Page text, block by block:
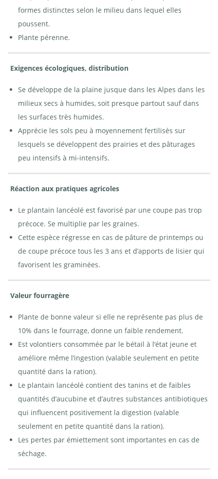
formes distinctes selon le milieu dans lequel elles
poussent.
Plante pérenne.
Exigences écologiques, distribution
Se développe de la plaine jusque dans les Alpes dans les
milieux secs à humides, soit presque partout sauf dans
les surfaces très humides.
Apprécie les sols peu à moyennement fertilisés sur
lesquels se développent des prairies et des pâturages
peu intensifs à mi-intensifs.
Réaction aux pratiques agricoles
Le plantain lancéolé est favorisé par une coupe pas trop
précoce. Se multiplie par les graines.
Cette espèce régresse en cas de pâture de printemps ou
de coupe précoce tous les 3 ans et d’apports de lisier qui
favorisent les graminées.
Valeur fourragère
Plante de bonne valeur si elle ne représente pas plus de
10% dans le fourrage, donne un faible rendement.
Est volontiers consommée par le bétail à l‘état jeune et
améliore même l’ingestion (valable seulement en petite
quantité dans la ration).
Le plantain lancéolé contient des tanins et de faibles
quantités d’aucubine et d’autres substances antibiotiques
qui influencent positivement la digestion (valable
seulement en petite quantité dans la ration).
Les pertes par émiettement sont importantes en cas de
séchage.